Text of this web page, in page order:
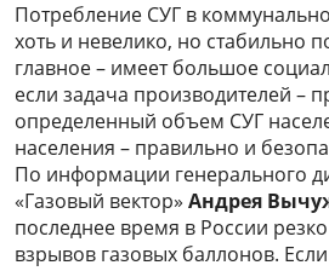
Потребление СУГ в
хоть и невелико, но стабильно
главное – имеет большое
если задача производителей –
определенный объем СУГ
населения – правильно и
По информации генерального
«Газовый вектор» Андрея
последнее время в России
взрывов газовых баллонов.